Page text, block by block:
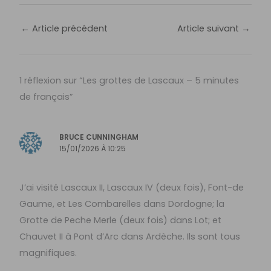
← Article précédent Article suivant →
1 réflexion sur “Les grottes de Lascaux – 5 minutes
de français”
BRUCE CUNNINGHAM
15/01/2026 À 10:25
J’ai visité Lascaux II, Lascaux IV (deux fois), Font-de
Gaume, et Les Combarelles dans Dordogne; la
Grotte de Peche Merle (deux fois) dans Lot; et
Chauvet II à Pont d’Arc dans Ardèche. Ils sont tous
magnifiques.